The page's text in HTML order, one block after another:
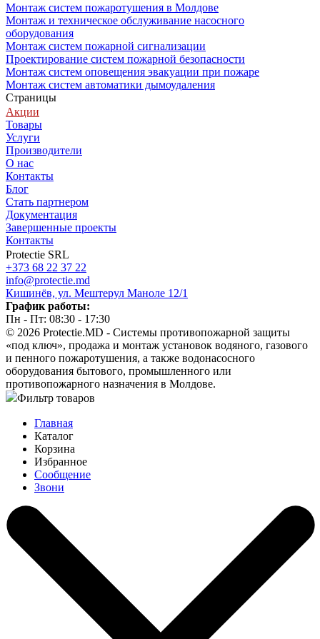
Монтаж систем пожаротушения в Молдове
Монтаж и техническое обслуживание насосного
оборудования
Монтаж систем пожарной сигнализации
Проектирование систем пожарной безопасности
Монтаж систем оповещения эвакуации при пожаре
Монтаж систем автоматики дымоудаления
Страницы
Акции
Товары
Услуги
Производители
О нас
Контакты
Блог
Стать партнером
Документация
Завершенные проекты
Контакты
Protectie SRL
+373 68 22 37 22
info@protectie.md
Кишинёв, ул. Мештерул Маноле 12/1
График работы:
Пн - Пт: 08:30 - 17:30
© 2026 Protectie.MD - Системы противопожарной защиты
«под ключ», продажа и монтаж установок водяного, газового
и пенного пожаротушения, а также водонасосного
оборудования бытового, промышленного или
противопожарного назначения в Молдове.
Фильтр товаров
Главная
Каталог
Корзина
Избранное
Сообщение
Звони